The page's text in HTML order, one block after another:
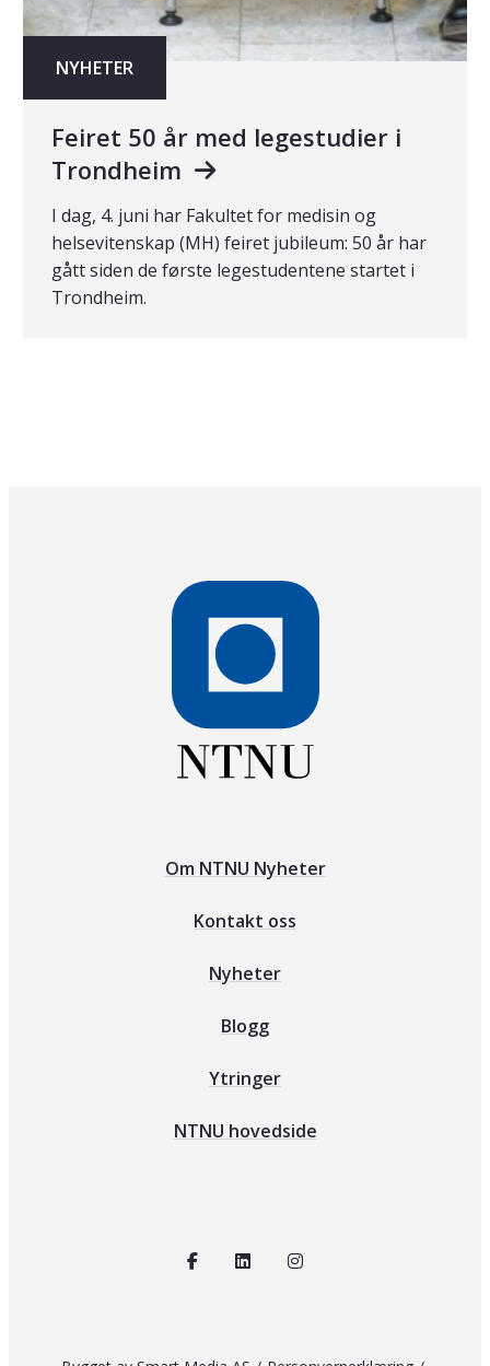
NYHETER
Feiret 50 år med legestudier i
Trondheim
I dag, 4. juni har Fakultet for medisin og
helsevitenskap (MH) feiret jubileum: 50 år har
gått siden de første legestudentene startet i
Trondheim.
Om NTNU Nyheter
Kontakt oss
Nyheter
Blogg
Ytringer
NTNU hovedside